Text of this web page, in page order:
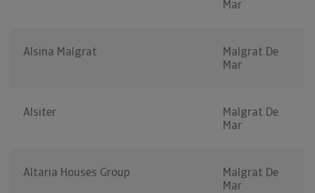
Mar
Alsina Malgrat
Malgrat De
Mar
Alsiter
Malgrat De
Mar
Altaria Houses Group
Malgrat De
Mar